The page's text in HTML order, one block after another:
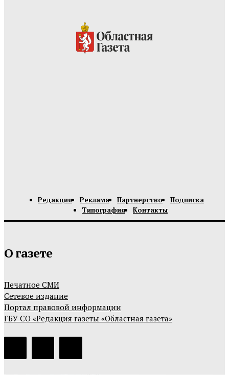
Редакция Реклама Партнерство
Подписка
Типография
Контакты
О газете
Печатное СМИ
Сетевое издание
Портал правовой информации
ГБУ СО «Редакция газеты «Областная газета»